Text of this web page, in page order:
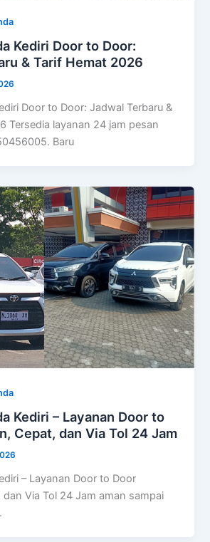
Kediri Door to Door:
& Tarif Hemat 2026
Door to Door: Jadwal Terbaru &
Tersedia layanan 24 jam pesan
Baru
Kediri – Layanan Door to
Cepat, dan Via Tol 24 Jam
– Layanan Door to Door
Via Tol 24 Jam aman sampai